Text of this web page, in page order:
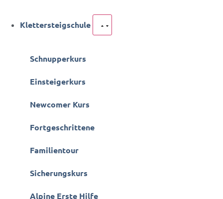
Klettersteigschule
Schnupperkurs
Einsteigerkurs
Newcomer Kurs
Fortgeschrittene
Familientour
Sicherungskurs
Alpine Erste Hilfe